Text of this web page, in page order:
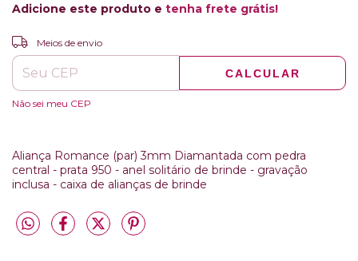
Adicione este produto e tenha frete grátis!
Entregas para o CEP:
Meios de envio
CALCULAR
Não sei meu CEP
Aliança Romance (par) 3mm Diamantada com pedra
central - prata 950 - anel solitário de brinde - gravação
inclusa - caixa de alianças de brinde